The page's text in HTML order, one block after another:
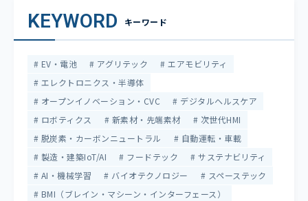
KEYWORD キーワード
EV・電池 アグリテック
エアモビリティ
エレクトロニクス・半導体
オープンイノベーション・CVC
デジタルヘルスケア
ロボティクス
新素材・先端素材
次世代HMI
脱炭素・カーボンニュートラル
自動運転・車載
製造・建築IoT/AI
フードテック
サステナビリティ
AI・機械学習
バイオテクノロジー
スペーステック
BMI（ブレイン・マシーン・インターフェース）